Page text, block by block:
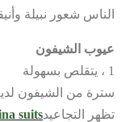
الناس شعور نبيلة
عيوب الشيفون
1 ، يتقلص بسهولة
سترة من الشيفون
تظهر التجاعيدsuits